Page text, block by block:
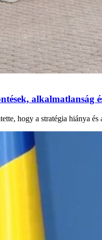
alkalmatlanság
hogy a stratégia hiánya és